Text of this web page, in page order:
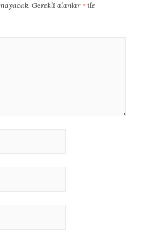
Gerekli alanlar* ile